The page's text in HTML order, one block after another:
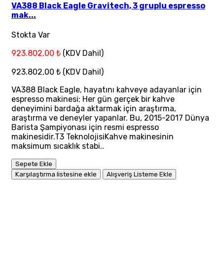
VA388 Black Eagle Gravitech, 3 gruplu espresso
mak...
Stokta Var
923.802,00 ₺ (KDV Dahil)
923.802,00 ₺ (KDV Dahil)
VA388 Black Eagle, hayatını kahveye adayanlar için
espresso makinesi; Her gün gerçek bir kahve
deneyimini bardağa aktarmak için araştırma,
araştırma ve deneyler yapanlar. Bu, 2015-2017 Dünya
Barista Şampiyonası için resmi espresso
makinesidir.T3 TeknolojisiKahve makinesinin
maksimum sıcaklık stabi..
Sepete Ekle
Karşılaştırma listesine ekle
Alışveriş Listeme Ekle